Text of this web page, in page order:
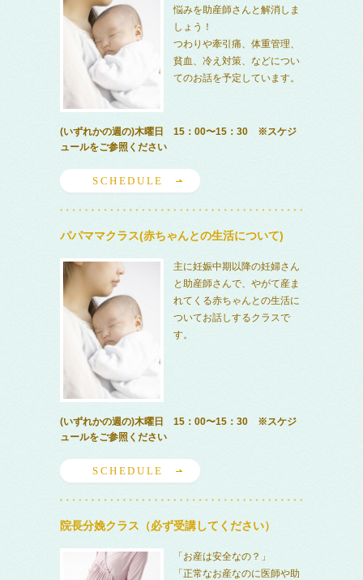
悩みを助産師さんと解消しま
しょう！
つわりや牽引痛、体重管理、
貧血、冷え対策、などについ
てのお話を予定しています。
(いずれかの週の)木曜日 15：00〜15：30 ※スケジ
ュールをご参照ください
SCHEDULE
パパママクラス(赤ちゃんとの生活について)
主に妊娠中期以降の妊婦さん
と助産師さんで、やがて産ま
れてくる赤ちゃんとの生活に
ついてお話しするクラスで
す。
(いずれかの週の)木曜日 15：00〜15：30 ※スケジ
ュールをご参照ください
SCHEDULE
院長分娩クラス（必ず受講してください）
「お産は安全なの？」
「正常なお産なのに医師や助